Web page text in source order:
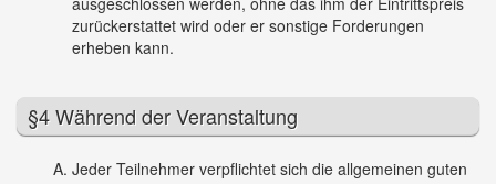
zurückerstattet wird oder er sonstige Forderungen
erheben kann.
§4 Während der Veranstaltung
Jeder Teilnehmer verpflichtet sich die allgemeinen guten